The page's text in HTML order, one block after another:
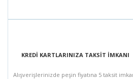
KREDİ KARTLARINIZA TAKSİT İMKANI
Alışverişlerinizde peşin fiyatına 5 taksit